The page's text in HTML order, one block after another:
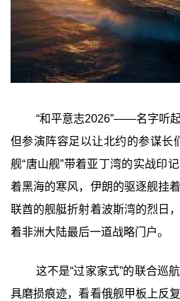
“和平意志2026”——名字听
但参演阵容足以让北约的参谋长
舰“唐山舰”带着亚丁湾的实战印
着黑海的寒风，伊朗的驱逐舰挂
联酋的舰艇折射着波斯湾的烈日
着非洲大陆最后一道战略门户。
这不是“过家家式”的联合巡
具磨损痕迹，看看俄舰甲板上反